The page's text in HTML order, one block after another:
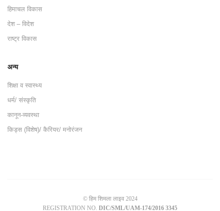
हिमाचल विकास
देश – विदेश
राष्ट्र विकास
अन्य
शिक्षा व स्वास्थ्य
धर्म/ संस्कृति
कानून-व्यवस्था
किड्स (विशेष)/ कैरियर/ मनोरंजन
© हिम शिमला लाइव 2024
REGISTRATION NO. DIC/SML/UAM-174/2016 3345